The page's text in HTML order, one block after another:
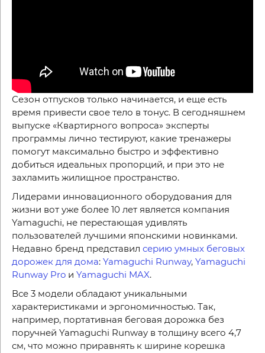
Сезон отпусков только начинается, и еще есть
время привести свое тело в тонус. В сегодняшнем
выпуске «Квартирного вопроса» эксперты
программы лично тестируют, какие тренажеры
помогут максимально быстро и эффективно
добиться идеальных пропорций, и при это не
захламить жилищное пространство.
Лидерами инновационного оборудования для
жизни вот уже более 10 лет является компания
Yamaguchi, не перестающая удивлять
пользователей лучшими японскими новинками.
Недавно бренд представил серию умных беговых
дорожек для дома: Yamaguchi Runway, Yamaguchi
Runway Pro и Yamaguchi MAX.
Все 3 модели обладают уникальными
характеристиками и эргономичностью. Так,
например, портативная беговая дорожка без
поручней Yamaguchi Runway в толщину всего 4,7
см, что можно приравнять к ширине корешка